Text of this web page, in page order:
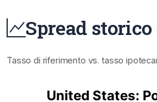
Spread
Tasso di riferimento vs. tasso